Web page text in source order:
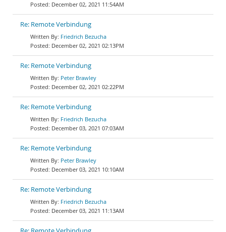
December 02, 2021 11:54AM
Re: Remote Verbindung
Friedrich Bezucha
December 02, 2021 02:13PM
Re: Remote Verbindung
Peter Brawley
December 02, 2021 02:22PM
Re: Remote Verbindung
Friedrich Bezucha
December 03, 2021 07:03AM
Re: Remote Verbindung
Peter Brawley
December 03, 2021 10:10AM
Re: Remote Verbindung
Friedrich Bezucha
December 03, 2021 11:13AM